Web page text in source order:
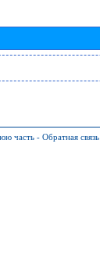
часть - Обратная связь